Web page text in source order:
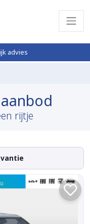
advies
rijtje